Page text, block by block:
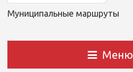
Муниципальные маршруты
Меню